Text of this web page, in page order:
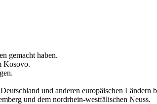
gemacht haben.
Kosovo.
und anderen europäischen Ländern
und dem nordrhein-westfälischen Neuss.